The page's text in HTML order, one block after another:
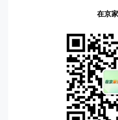
在京